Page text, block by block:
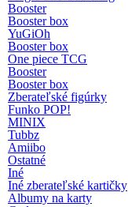
Booster
Booster box
YuGiOh
Booster box
One piece TCG
Booster
Booster box
Zberateľské figúrky
Funko POP!
MINIX
Tubbz
Amiibo
Ostatné
Iné
Iné zberateľské kartičky
Albumy na karty